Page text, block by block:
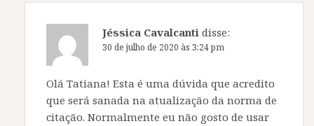
Jéssica Cavalcanti disse:
30 de julho de 2020 às 3:24 pm
Olá Tatiana! Esta é uma dúvida que acredito
que será sanada na atualização da norma de
citação. Normalmente eu não gosto de usar